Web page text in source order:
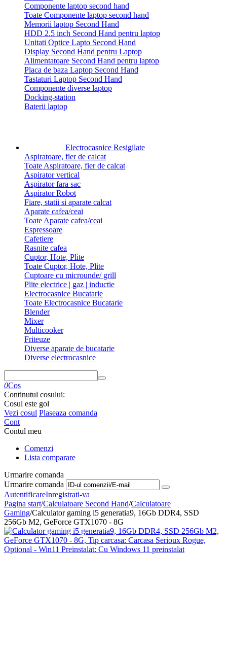
Componente laptop second hand
Toate Componente laptop second hand
Memorii laptop Second Hand
HDD 2.5 inch Second Hand pentru laptop
Unitati Optice Lapto Second Hand
Display Second Hand pentru Laptop
Alimentatoare Second Hand pentru laptop
Placa de baza Laptop Second Hand
Tastaturi Laptop Second Hand
Componente diverse laptop
Docking-station
Baterii laptop
Electrocasnice Resigilate
Aspiratoare, fier de calcat
Toate Aspiratoare, fier de calcat
Aspirator vertical
Aspirator fara sac
Aspirator Robot
Fiare, statii si aparate calcat
Aparate cafea/ceai
Toate Aparate cafea/ceai
Espressoare
Cafetiere
Rasnite cafea
Cuptor, Hote, Plite
Toate Cuptor, Hote, Plite
Cuptoare cu microunde/ grill
Plite electrice | gaz | inductie
Electrocasnice Bucatarie
Toate Electrocasnice Bucatarie
Blender
Mixer
Multicooker
Friteuze
Diverse aparate de bucatarie
Diverse electrocasnice
0Cos
Continutul cosului:
Cosul este gol
Vezi cosul Plaseaza comanda
Cont
Contul meu
Comenzi
Lista comparare
Urmarire comanda
Urmarire comanda
AutentificareInregistrati-va
Pagina start/Calculatoare Second Hand/Calculatoare
Gaming/Calculator gaming i5 generatia9, 16Gb DDR4, SSD
256Gb M2, GeForce GTX1070 - 8G